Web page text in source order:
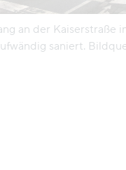
an der Kaiserstraße
saniert.